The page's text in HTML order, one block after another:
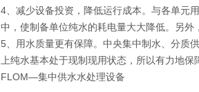
4、减少设备投资，降低运行成本。与各单元
中，使制备单位纯水的耗电量大大降低。另
5、用水质量更有保障。中央集中制水、分质
上纯水基本处于现制现用状态，所以有力地保
FLOM—集中供水水处理设备